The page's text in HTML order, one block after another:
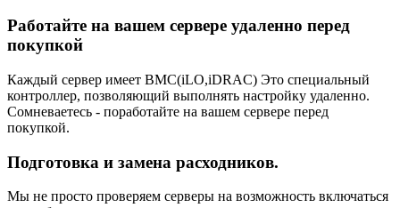
Работайте на вашем сервере удаленно перед
покупкой
Каждый сервер имеет BMC(iLO,iDRAC) Это специальный
контроллер, позволяющий выполнять настройку удаленно.
Сомневаетесь - поработайте на вашем сервере перед
покупкой.
Подготовка и замена расходников.
Мы не просто проверяем серверы на возможность включаться